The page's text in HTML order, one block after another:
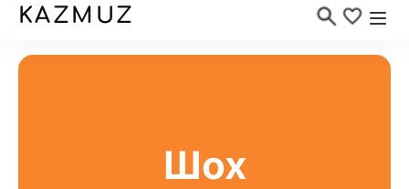
KAZMUZ
Шох